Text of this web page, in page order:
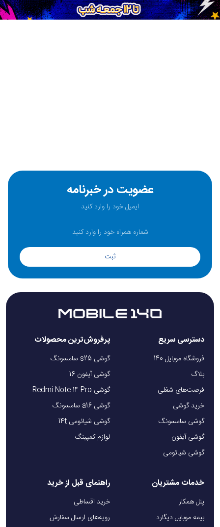
عضویت در خبرنامه
ثبت
دسترسی سریع
فروشگاه موبایل 140
بلاگ
فرصت‌های شغلی
خرید گوشی
گوشی سامسونگ
گوشی آیفون
گوشی شیائومی
پرفروش‌ترین محصولات
گوشی s25 سامسونگ
گوشی آیفون 16
گوشی Redmi Note 14 Pro
گوشی a16 سامسونگ
گوشی شیائومی 14t
لوازم کمپینگ
خدمات مشتریان
پنل همکار
بیمه موبایل دیگارد
راهنمای قبل از خرید
خرید اقساطی
رویه‌های ارسال سفارش